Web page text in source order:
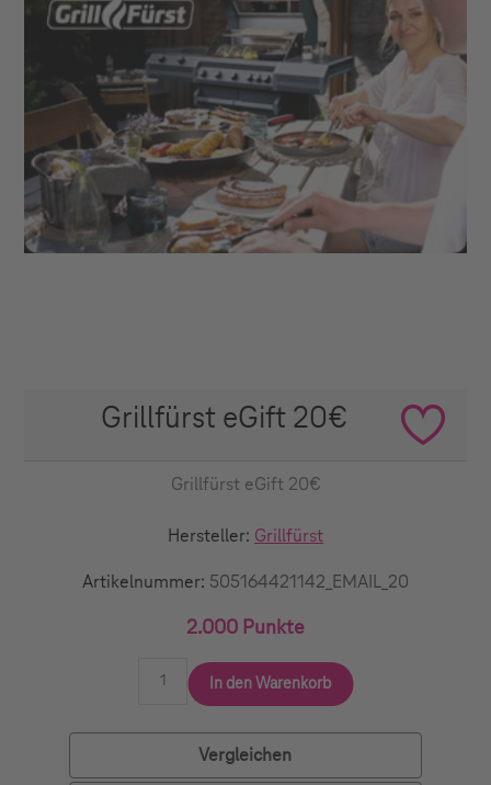
Grillfürst eGift 20€
Grillfürst eGift 20€
Hersteller: Grillfürst
Artikelnummer: 505164421142_EMAIL_20
2.000 Punkte
In den Warenkorb
Vergleichen